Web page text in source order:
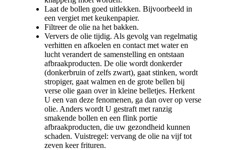
Laat de bollen goed uitlekken. Bijvoorbeeld in
een vergiet met keukenpapier.
Filtreer de olie na het bakken.
Ververs de olie tijdig. Als gevolg van regelmatig
verhitten en afkoelen en contact met water en
lucht verandert de samenstelling en ontstaan
afbraakproducten. De olie wordt donkerder
(donkerbruin of zelfs zwart), gaat stinken, wordt
stropiger, gaat walmen en de grote bellen bij
verse olie gaan over in kleine belletjes. Herkent
U een van deze fenomenen, ga dan over op verse
olie. Anders wordt U gestraft met ranzig
smakende bollen en een flink portie
afbraakproducten, die uw gezondheid kunnen
schaden. Vuistregel: vervang de olie na vijf tot
zeven keer frituren.